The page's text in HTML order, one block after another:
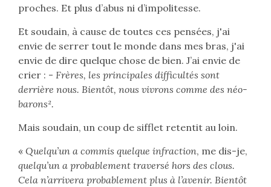
proches. Et plus d’abus ni d’impolitesse.
Et soudain, à cause de toutes ces pensées, j'ai
envie de serrer tout le monde dans mes bras, j'ai
envie de dire quelque chose de bien. J’ai envie de
crier : - Frères, les principales difficultés sont
derrière nous. Bientôt, nous vivrons comme des néo-
barons².
Mais soudain, un coup de sifflet retentit au loin.
« Quelqu’un a commis quelque infraction, me dis-je,
quelqu’un a probablement traversé hors des clous.
Cela n’arrivera probablement plus à l’avenir. Bientôt